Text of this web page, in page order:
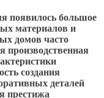
появилось большое
материалов и
домов часто
производственная
создания
деталей
престижа